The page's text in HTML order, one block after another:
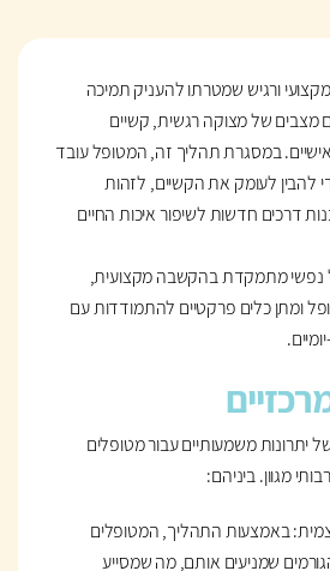
ורגיש שמטרתו להעניק תמיכה
של מצוקה רגשית, קשיים
אישיים. במסגרת תהליך זה, המטופל עובד
להבין לעומק את הקשיים, לזהות
דרכים חדשות לשיפור איכות החיים
נפשי מתמקדת בהקשבה מקצועית,
ומתן כלים פרקטיים להתמודדות עם
יתרונות משמעותיים עבור מטופלים
מגוון. ביניהם:
באמצעות התהליך, המטופלים
שמניעים אותם, מה שמסייע